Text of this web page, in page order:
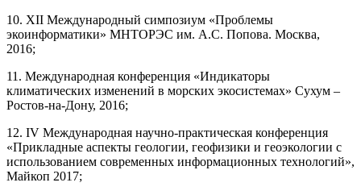
10. XII Международный симпозиум «Проблемы
экоинформатики» МНТОРЭС им. А.С. Попова. Москва,
2016;
11. Международная конференция «Индикаторы
климатических изменений в морских экосистемах» Сухум –
Ростов-на-Дону, 2016;
12. IV Международная научно-практическая конференция
«Прикладные аспекты геологии, геофизики и геоэкологии с
использованием современных информационных технологий»,
Майкоп 2017;